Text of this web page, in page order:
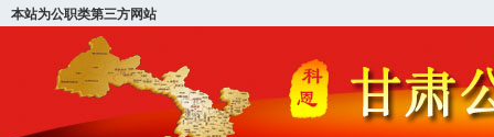
本站为公职类第三方网站